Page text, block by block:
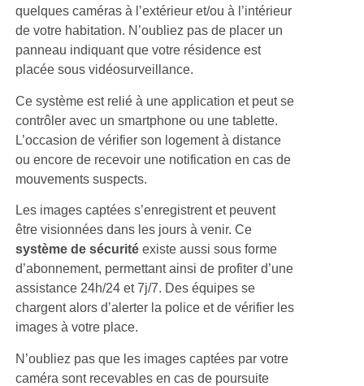
quelques caméras à l’extérieur et/ou à l’intérieur
de votre habitation. N’oubliez pas de placer un
panneau indiquant que votre résidence est
placée sous vidéosurveillance.
Ce système est relié à une application et peut se
contrôler avec un smartphone ou une tablette.
L’occasion de vérifier son logement à distance
ou encore de recevoir une notification en cas de
mouvements suspects.
Les images captées s’enregistrent et peuvent
être visionnées dans les jours à venir. Ce
système de sécurité existe aussi sous forme
d’abonnement, permettant ainsi de profiter d’une
assistance 24h/24 et 7j/7. Des équipes se
chargent alors d’alerter la police et de vérifier les
images à votre place.
N’oubliez pas que les images captées par votre
caméra sont recevables en cas de poursuite